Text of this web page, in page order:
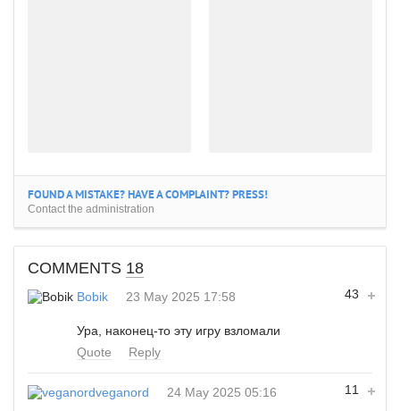
FOUND A MISTAKE? HAVE A COMPLAINT? PRESS!
Contact the administration
COMMENTS 18
43
Bobik 23 May 2025 17:58
Ура, наконец-то эту игру взломали
Quote
Reply
11
veganord 24 May 2025 05:16